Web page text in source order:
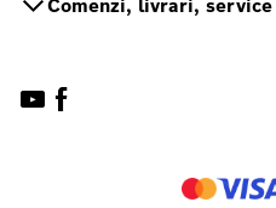
Comenzi, livrari, service